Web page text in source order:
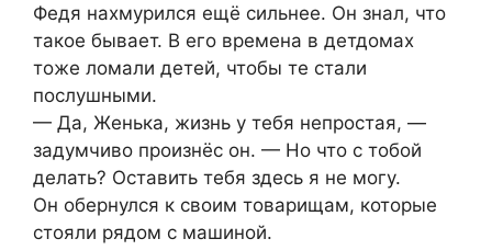
Федя нахмурился ещё сильнее. Он знал, что
такое бывает. В его времена в детдомах
тоже ломали детей, чтобы те стали
послушными.
— Да, Женька, жизнь у тебя непростая, —
задумчиво произнёс он. — Но что с тобой
делать? Оставить тебя здесь я не могу.
Он обернулся к своим товарищам, которые
стояли рядом с машиной.